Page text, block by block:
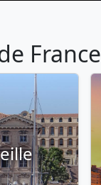
France